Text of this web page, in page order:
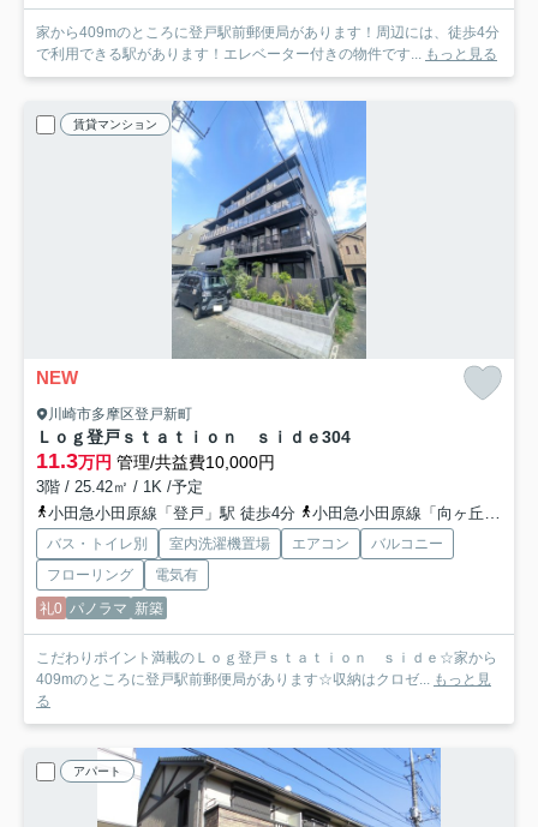
家から409mのところに登戸駅前郵便局があります！周辺には、徒歩4分
で利用できる駅があります！エレベーター付きの物件です... もっと見る
賃貸マンション
NEW
川崎市多摩区登戸新町
Ｌｏｇ登戸ｓｔａｔｉｏｎ ｓｉｄｅ304
11.3万円 管理/共益費10,000円
3階 / 25.42㎡ / 1K /予定
小田急小田原線「登戸」駅 徒歩4分
小田急小田原線「向ヶ丘遊園」駅 徒歩11分
バス・トイレ別 室内洗濯機置場 エアコン
バルコニー
フローリング
電気有
礼0 パノラマ 新築
こだわりポイント満載のＬｏｇ登戸ｓｔａｔｉｏｎ ｓｉｄｅ☆家から
409mのところに登戸駅前郵便局があります☆収納はクロゼ... もっと見
る
アパート